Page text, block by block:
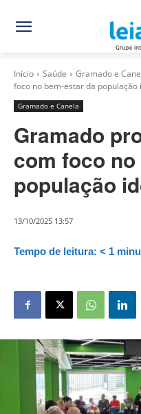
Início Saúde Gramado e
foco no bem-estar da população
Gramado e Canela
Gramado
com foco
população
13/10/2025 13:57
Tempo de leitura: < 1